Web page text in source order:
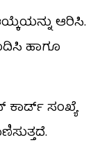
ಆರಿಸಿ.
ಹಾಗೂ
ಕಾರ್ಡ್ ಸಂಖ್ಯೆ